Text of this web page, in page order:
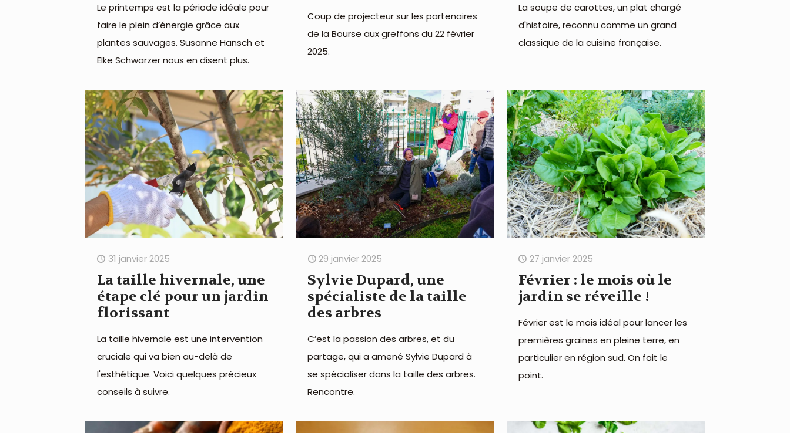
Le printemps est la période idéale pour
faire le plein d’énergie grâce aux
plantes sauvages. Susanne Hansch et
Elke Schwarzer nous en disent plus.
Coup de projecteur sur les partenaires
de la Bourse aux greffons du 22 février
2025.
La soupe de carottes, un plat chargé
d'histoire, reconnu comme un grand
classique de la cuisine française.
31 janvier 2025
La taille hivernale, une
étape clé pour un jardin
florissant
La taille hivernale est une intervention
cruciale qui va bien au-delà de
l'esthétique. Voici quelques précieux
conseils à suivre.
29 janvier 2025
Sylvie Dupard, une
spécialiste de la taille
des arbres
C’est la passion des arbres, et du
partage, qui a amené Sylvie Dupard à
se spécialiser dans la taille des arbres.
Rencontre.
27 janvier 2025
Février : le mois où le
jardin se réveille !
Février est le mois idéal pour lancer les
premières graines en pleine terre, en
particulier en région sud. On fait le
point.